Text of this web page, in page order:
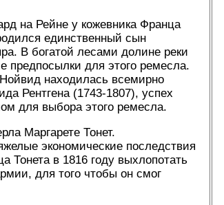
на Рейне у кожевника Франца
единственный сын
В богатой лесами долине реки
предпосылки для этого ремесла.
находилась всемирно
Рентгена (1743-1807), успех
для выбора этого ремесла.
Маргарете Тонет.
экономические последствия
Тонета в 1816 году выхлопотать
для того чтобы он смог